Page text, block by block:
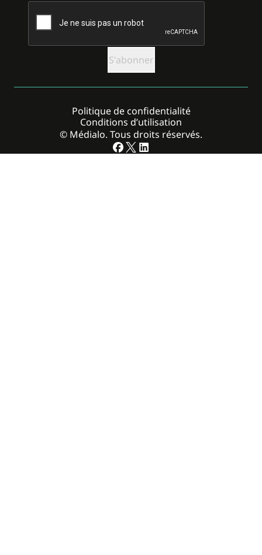
CAPTCHA
© Médialo. Tous droits réservés.
Politique de confidentialité
Conditions d’utilisation